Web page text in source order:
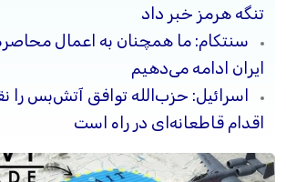
تنگه هرمز خبر داد
سنتکام: ما همچنان به اعمال
ایران ادامه می‌دهیم
اسرائیل: حزب‌الله توافق آتش‌بس را
اقدام قاطعانه‌ای در راه است